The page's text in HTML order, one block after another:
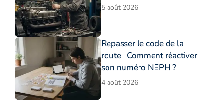
5 août 2026
Repasser le code de la
route : Comment réactiver
son numéro NEPH ?
4 août 2026